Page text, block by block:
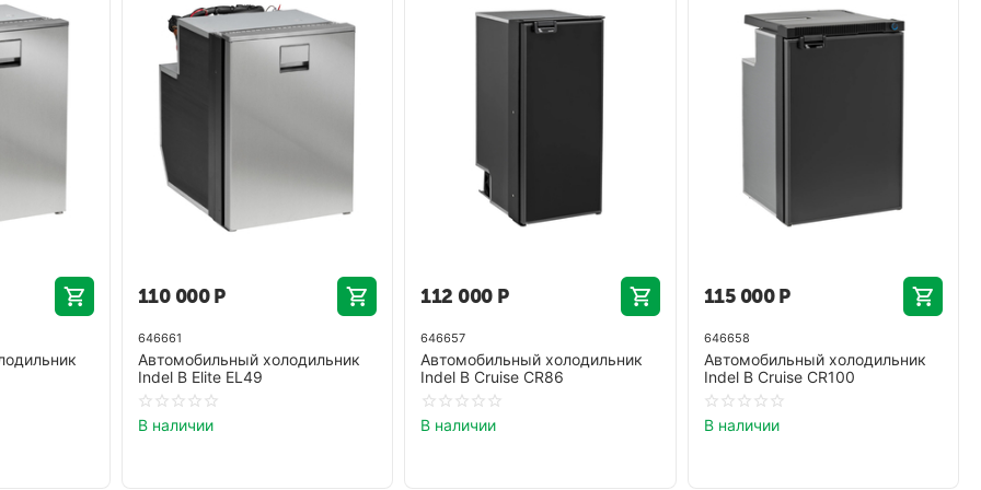
110 000 Р
646661
Автомобильный холодильник
Indel B Elite EL49
В наличии
112 000 Р
646657
Автомобильный холодильник
Indel B Cruise CR86
В наличии
115 000 Р
646658
Автомобильный холодильник
Indel B Cruise CR100
В наличии